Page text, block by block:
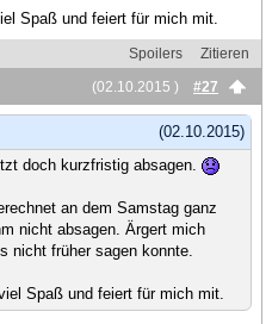
Spaß und feiert für mich mit.
Spoilers
Zitieren
(02.10.2015 )
#27
(02.10.2015)
doch kurzfristig absagen.
an dem Samstag ganz
nicht absagen. Ärgert mich
nicht früher sagen konnte.
Spaß und feiert für mich mit.